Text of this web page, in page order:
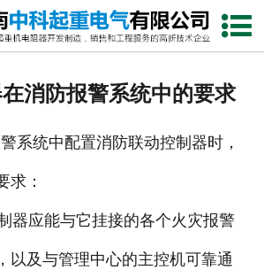
网站首页
公司风采
消防报警系统中的要求
系统中配置消防联动控制器时，
求：
应能与它挂接的各个火灾报警
以及与管理中心的主控机可靠通